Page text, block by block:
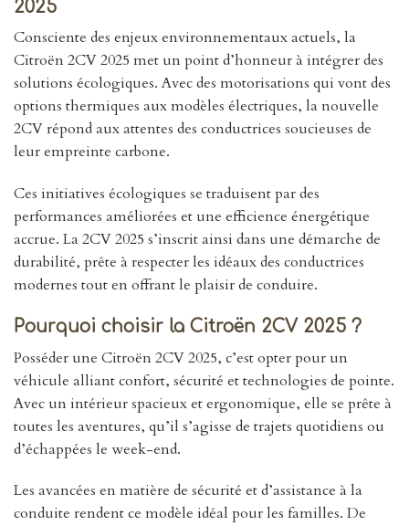
2025
Consciente des enjeux environnementaux actuels, la
Citroën 2CV 2025 met un point d’honneur à intégrer des
solutions écologiques. Avec des motorisations qui vont des
options thermiques aux modèles électriques, la nouvelle
2CV répond aux attentes des conductrices soucieuses de
leur empreinte carbone.
Ces initiatives écologiques se traduisent par des
performances améliorées et une efficience énergétique
accrue. La 2CV 2025 s’inscrit ainsi dans une démarche de
durabilité, prête à respecter les idéaux des conductrices
modernes tout en offrant le plaisir de conduire.
Pourquoi choisir la Citroën 2CV 2025 ?
Posséder une Citroën 2CV 2025, c’est opter pour un
véhicule alliant confort, sécurité et technologies de pointe.
Avec un intérieur spacieux et ergonomique, elle se prête à
toutes les aventures, qu’il s’agisse de trajets quotidiens ou
d’échappées le week-end.
Les avancées en matière de sécurité et d’assistance à la
conduite rendent ce modèle idéal pour les familles. De